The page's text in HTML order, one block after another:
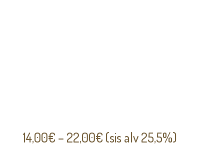
14,00€ – 22,00€Hintaluokka:
(sis alv 25,5%)